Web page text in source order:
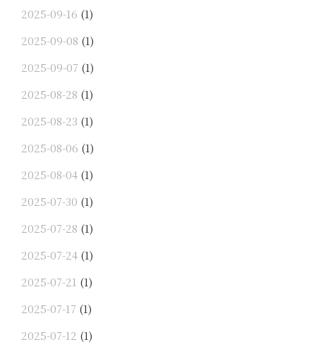
2025-09-16 (1)
2025-09-08 (1)
2025-09-07 (1)
2025-08-28 (1)
2025-08-23 (1)
2025-08-06 (1)
2025-08-04 (1)
2025-07-30 (1)
2025-07-28 (1)
2025-07-24 (1)
2025-07-21 (1)
2025-07-17 (1)
2025-07-12 (1)